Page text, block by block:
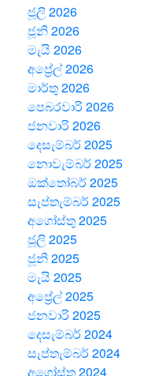
ජූලි 2026
ජූනි 2026
මැයි 2026
අප්‍රේල් 2026
මාර්තු 2026
පෙබරවාරි 2026
ජනවාරි 2026
දෙසැම්බර් 2025
නොවැම්බර් 2025
ඔක්තෝබර් 2025
සැප්තැම්බර් 2025
අගෝස්තු 2025
ජූලි 2025
ජූනි 2025
මැයි 2025
අප්‍රේල් 2025
ජනවාරි 2025
දෙසැම්බර් 2024
සැප්තැම්බර් 2024
අගෝස්තු 2024